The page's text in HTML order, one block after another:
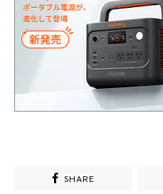
SHARE